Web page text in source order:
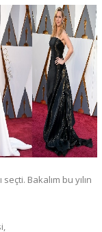
Bakalım bu yılın